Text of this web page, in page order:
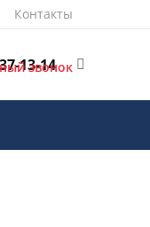
Контакты
13-14
звонок